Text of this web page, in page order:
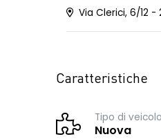
Via Clerici, 6/12 -
Caratteristiche
Tipo di veicolo
Nuova